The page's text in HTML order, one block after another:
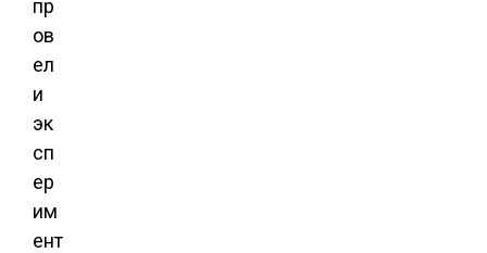
пр
ов
ел
и
эк
сп
ер
им
ент